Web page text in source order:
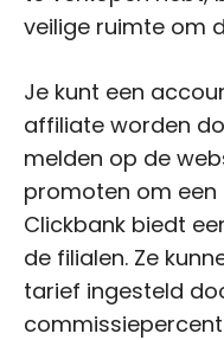
veilige ruimte om
Je kunt een
affiliate worden
melden op de
promoten om een
Clickbank biedt
de filialen. Ze
tarief ingesteld